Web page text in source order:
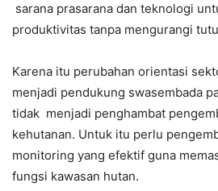
sarana prasarana dan teknologi
produktivitas tanpa mengurangi
Karena itu perubahan orientasi
menjadi pendukung swasembada
tidak menjadi penghambat
kehutanan. Untuk itu perlu
monitoring yang efektif guna
fungsi kawasan hutan.